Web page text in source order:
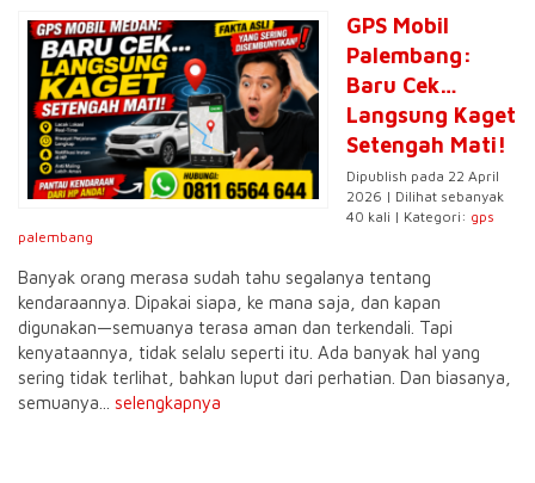
GPS Mobil
Palembang:
Baru Cek…
Langsung Kaget
Setengah Mati!
Dipublish pada 22 April
2026 | Dilihat sebanyak
40 kali | Kategori: gps
palembang
Banyak orang merasa sudah tahu segalanya tentang
kendaraannya. Dipakai siapa, ke mana saja, dan kapan
digunakan—semuanya terasa aman dan terkendali. Tapi
kenyataannya, tidak selalu seperti itu. Ada banyak hal yang
sering tidak terlihat, bahkan luput dari perhatian. Dan biasanya,
semuanya... selengkapnya